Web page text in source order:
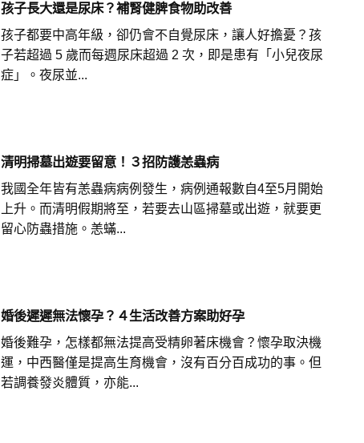
孩子長大還是尿床？補腎健脾食物助改善
孩子都要中高年級，卻仍會不自覺尿床，讓人好擔憂？孩
子若超過 5 歲而每週尿床超過 2 次，即是患有「小兒夜尿
症」。夜尿並...
清明掃墓出遊要留意！３招防護恙蟲病
我國全年皆有恙蟲病病例發生，病例通報數自4至5月開始
上升。而清明假期將至，若要去山區掃墓或出遊，就要更
留心防蟲措施。恙蟎...
婚後遲遲無法懷孕？４生活改善方案助好孕
婚後難孕，怎樣都無法提高受精卵著床機會？懷孕取決機
運，中西醫僅是提高生育機會，沒有百分百成功的事。但
若調養發炎體質，亦能...